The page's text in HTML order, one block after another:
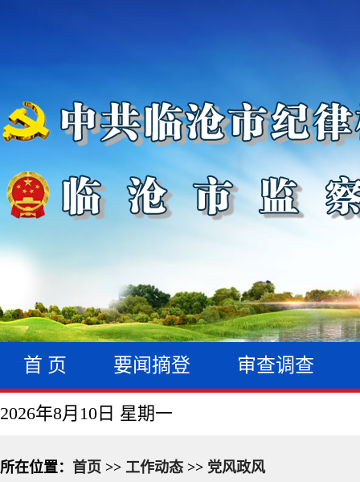
首 页 要闻摘登 审查调查
2026年8月10日 星期一
所在位置： 首页 >> 工作动态 >> 党风政风